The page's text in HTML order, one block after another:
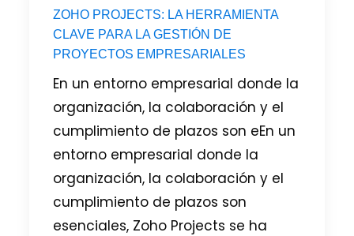
ZOHO PROJECTS: LA HERRAMIENTA
CLAVE PARA LA GESTIÓN DE
PROYECTOS EMPRESARIALES
En un entorno empresarial donde la
organización, la colaboración y el
cumplimiento de plazos son eEn un
entorno empresarial donde la
organización, la colaboración y el
cumplimiento de plazos son
esenciales, Zoho Projects se ha